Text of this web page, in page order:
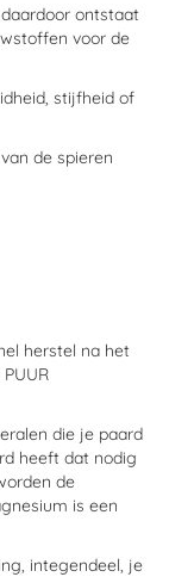
ontstaat
voor de
stijfheid of
de spieren
herstel na het
die je paard
heeft dat nodig
de
is een
integendeel, je